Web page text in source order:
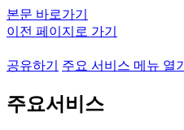
본문 바로가기
이전 페이지로 가기
공유하기 주요 서비스 메뉴 열기
주요서비스